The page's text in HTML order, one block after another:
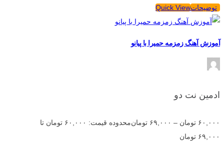
توضیحاتQuick View
آموزش آهنگ زمزمه حمیرا با پیانو
ادمین نت دو
۶۰,۰۰۰ تومان – ۶۹,۰۰۰ تومان
محدوده قیمت: ۶۰,۰۰۰ تومان تا
۶۹,۰۰۰ تومان